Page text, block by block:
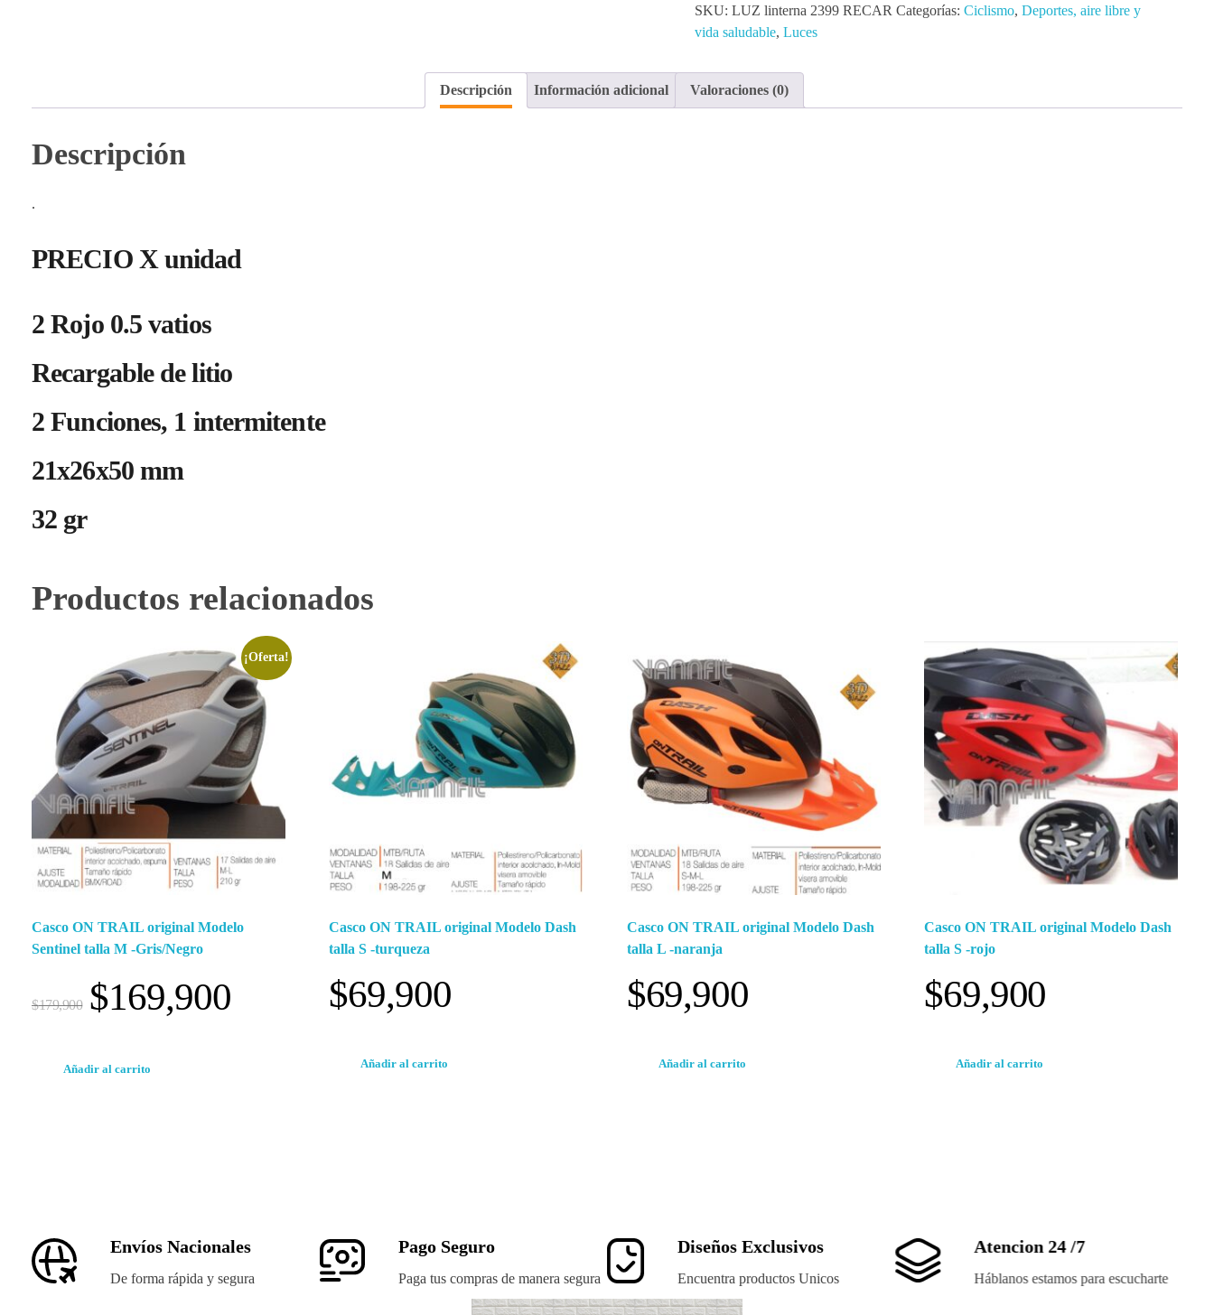
SKU:LUZ linterna 2399 RECAR Categorías:Ciclismo,Deportes, aire libre y
vida saludable,Luces
Descripción Información adicional Valoraciones (0)
Descripción
.
PRECIO X unidad
2 Rojo 0.5 vatios
Recargable de litio
2 Funciones, 1 intermitente
21x26x50 mm
32 gr
Productos relacionados
¡Oferta!
Casco ON TRAIL original Modelo
Sentinel talla M -Gris/Negro
$179,900 $169,900
Añadir al carrito
Casco ON TRAIL original Modelo Dash
talla S -turqueza
$69,900
Añadir al carrito
Casco ON TRAIL original Modelo Dash
talla L -naranja
$69,900
Añadir al carrito
Casco ON TRAIL original Modelo Dash
talla S -rojo
$69,900
Añadir al carrito
Envíos Nacionales
De forma rápida y segura
Pago Seguro
Paga tus compras de manera segura
Diseños Exclusivos
Encuentra productos Unicos
Atencion 24 /7
Háblanos estamos para escucharte